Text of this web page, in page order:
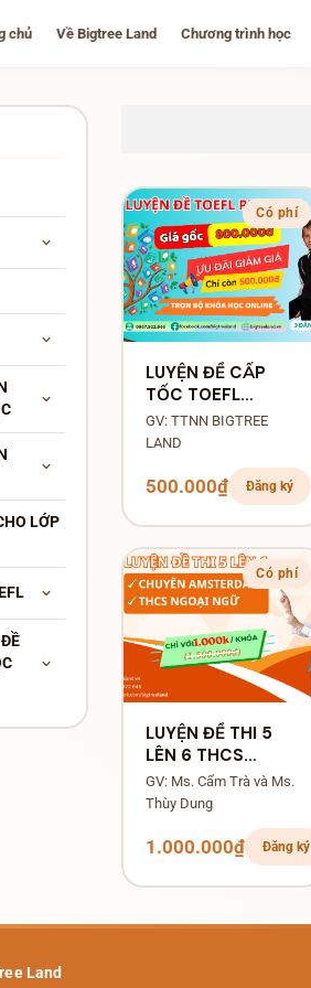
chủ Về Bigtree Land Chương trình học
LỚP
Có phí
LUYỆN ĐỀ CẤP
TỐC TOEFL
PRIMARY
CHALLENGE
THÀNH PHỐ
GV: TTNN BIGTREE
LAND
500.000₫ Đăng ký
Có phí
LUYỆN ĐỀ THI 5
LÊN 6 THCS
NGOẠI NGỮ &
AMSTERDAM
GV: Ms. Cẩm Trà và Ms.
Thùy Dung
1.000.000₫ Đăng ký
Land